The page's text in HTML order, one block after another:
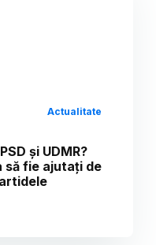
Actualitate
și UDMR?
să fie ajutați de